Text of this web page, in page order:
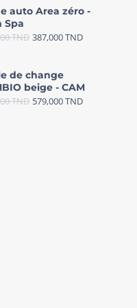
auto Area zéro -
Spa
TND 387,000TND
de change
beige - CAM
TND 579,000TND